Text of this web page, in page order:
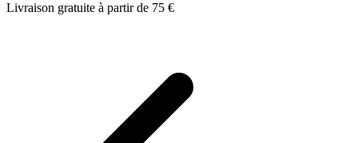
Livraison gratuite à partir de 75 €